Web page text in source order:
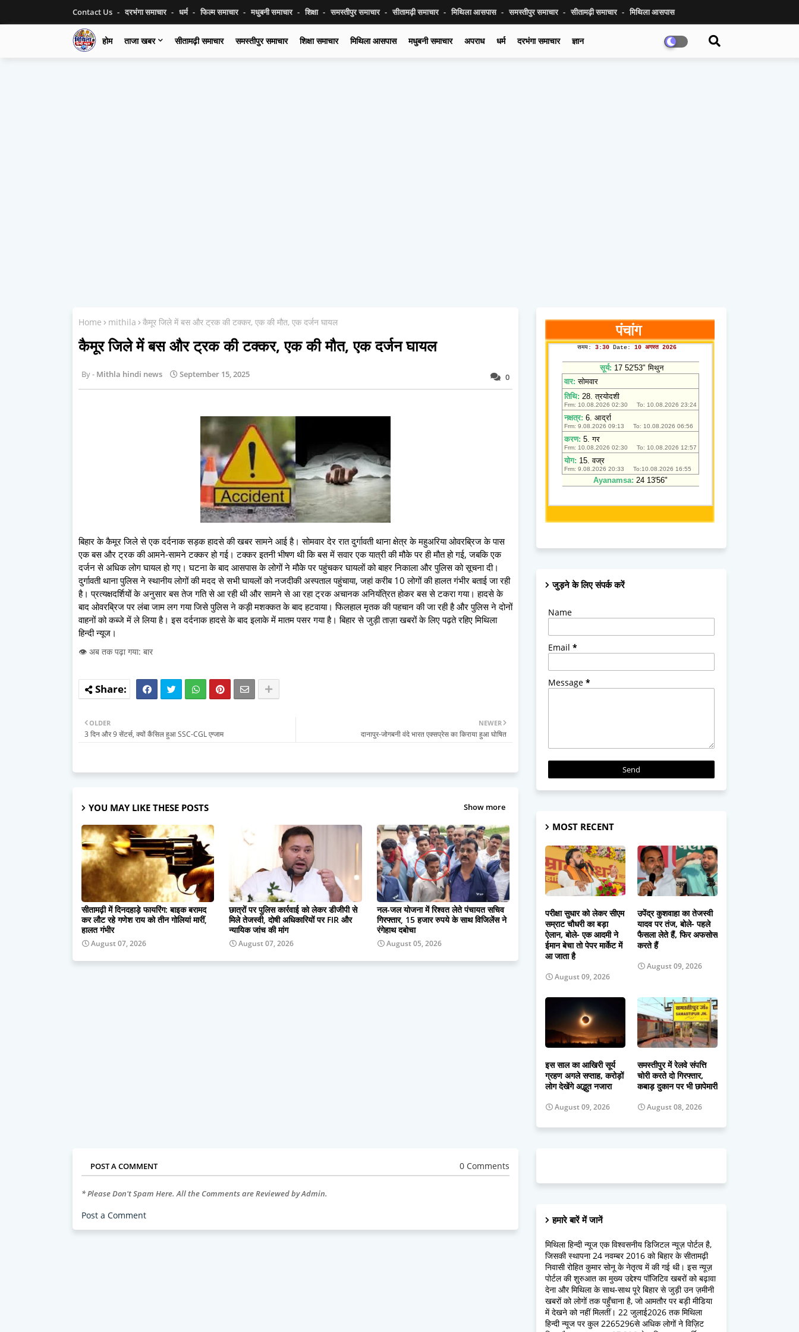
Contact Us दरभंगा समाचार धर्म फिल्म समाचार मधुबनी समाचार शिक्षा समस्तीपुर समाचार सीतामढ़ी समाचार मिथिला आसपास समस्तीपुर समाचार सीतामढ़ी समाचार मिथिला आसपास
होम ताजा खबर सीतामढ़ी समाचार समस्तीपुर समाचार शिक्षा समाचार मिथिला आसपास मधुबनी समाचार अपराध धर्म दरभंगा समाचार ज्ञान
Home mithila कैमूर जिले में बस और ट्रक की टक्कर, एक की मौत, एक दर्जन घायल
कैमूर जिले में बस और ट्रक की टक्कर, एक की मौत, एक दर्जन घायल
0
Mithla hindi news September 15, 2025
बिहार के कैमूर जिले से एक दर्दनाक सड़क हादसे की खबर सामने आई है। सोमवार देर रात दुर्गावती थाना क्षेत्र के महुअरिया ओवरब्रिज के पास
एक बस और ट्रक की आमने-सामने टक्कर हो गई। टक्कर इतनी भीषण थी कि बस में सवार एक यात्री की मौके पर ही मौत हो गई, जबकि एक
दर्जन से अधिक लोग घायल हो गए। घटना के बाद आसपास के लोगों ने मौके पर पहुंचकर घायलों को बाहर निकाला और पुलिस को सूचना दी।
दुर्गावती थाना पुलिस ने स्थानीय लोगों की मदद से सभी घायलों को नजदीकी अस्पताल पहुंचाया, जहां करीब 10 लोगों की हालत गंभीर बताई जा रही
है। प्रत्यक्षदर्शियों के अनुसार बस तेज गति से आ रही थी और सामने से आ रहा ट्रक अचानक अनियंत्रित होकर बस से टकरा गया। हादसे के
बाद ओवरब्रिज पर लंबा जाम लग गया जिसे पुलिस ने कड़ी मशक्कत के बाद हटवाया। फिलहाल मृतक की पहचान की जा रही है और पुलिस ने दोनों
वाहनों को कब्जे में ले लिया है। इस दर्दनाक हादसे के बाद इलाके में मातम पसर गया है। बिहार से जुड़ी ताज़ा खबरों के लिए पढ़ते रहिए मिथिला
हिन्दी न्यूज।
👁️ अब तक पढ़ा गया: बार
NEWER
दानापुर-जोगबनी वंदे भारत एक्सप्रेस का किराया हुआ घोषित
OLDER
3 दिन और 9 सेंटर्स, क्यों कैंसिल हुआ SSC-CGL एग्जाम
YOU MAY LIKE THESE POSTS Show more
सीतामढ़ी में दिनदहाड़े फायरिंग: बाइक बरामद
कर लौट रहे गणेश राय को तीन गोलियां मारीं,
हालत गंभीर
August 07, 2026
छात्रों पर पुलिस कार्रवाई को लेकर डीजीपी से
मिले तेजस्वी, दोषी अधिकारियों पर FIR और
न्यायिक जांच की मांग
August 07, 2026
नल-जल योजना में रिश्वत लेते पंचायत सचिव
गिरफ्तार, 15 हजार रुपये के साथ विजिलेंस ने
रंगेहाथ दबोचा
August 05, 2026
POST A COMMENT 0 Comments
* Please Don't Spam Here. All the Comments are Reviewed by Admin.
Post a Comment
जुड़ने के लिए संपर्क करें
Name
Email *
Message *
MOST RECENT
परीक्षा सुधार को लेकर सीएम
सम्राट चौधरी का बड़ा
ऐलान, बोले- एक आदमी ने
ईमान बेचा तो पेपर मार्केट में
आ जाता है
August 09, 2026
उपेंद्र कुशवाहा का तेजस्वी
यादव पर तंज, बोले- पहले
फैसला लेते हैं, फिर अफसोस
करते हैं
August 09, 2026
इस साल का आखिरी सूर्य
ग्रहण अगले सप्ताह, करोड़ों
लोग देखेंगे अद्भुत नजारा
August 09, 2026
समस्तीपुर में रेलवे संपत्ति
चोरी करते दो गिरफ्तार,
कबाड़ दुकान पर भी छापेमारी
August 08, 2026
हमारे बारें में जानें
मिथिला हिन्दी न्यूज एक विश्वसनीय डिजिटल न्यूज़ पोर्टल है,
जिसकी स्थापना 24 नवम्बर 2016 को बिहार के सीतामढ़ी
निवासी रोहित कुमार सोनू के नेतृत्व में की गई थी। इस न्यूज़
पोर्टल की शुरुआत का मुख्य उद्देश्य पॉजिटिव खबरों को बढ़ावा
देना और मिथिला के साथ-साथ पूरे बिहार से जुड़ी उन ज़मीनी
खबरों को लोगों तक पहुँचाना है, जो आमतौर पर बड़ी मीडिया
में देखने को नहीं मिलतीं। 22 जुलाई2026 तक मिथिला
हिन्दी न्यूज पर कुल 2265296से अधिक लोगों ने विज़िट